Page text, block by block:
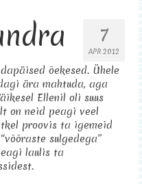
7
APR 2012
õekesed. Ühele
ära mahtuda, aga
Ellenil oli suus
on neid peagi veel
proovis ta igemeid
sulgedega”
laulis ta